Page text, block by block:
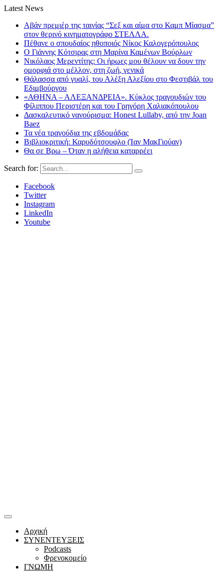
Latest News
Αβάν πρεμιέρ της ταινίας “Σεξ και αίμα στο Καμπ Μίασμα”
στον θερινό κινηματογράφο ΣΤΕΛΛΑ.
Πέθανε ο σπουδαίος ηθοποιός Νίκος Καλογερόπουλος
Ο Γιάννης Κότσιρας στη Μαρίνα Καμένων Βούρλων
Νικόλαος Μερεντίτης: Οι ήρωες μου θέλουν να δουν την
ομορφιά στο μέλλον, στη ζωή, γενικά
Θάλασσα από γυαλί, του Αλέξη Αλεξίου στο Φεστιβάλ του
Εδιμβούργου
«ΑΘΗΝΑ – ΑΛΕΞΑΝΔΡΕΙΑ». Κύκλος τραγουδιών του
Φίλιππου Περιστέρη και του Γρηγόρη Χαλιακόπουλου
Δασκαλευτικό νανούρισμα: Honest Lullaby, από την Joan
Baez
Τα νέα τραγούδια της εβδομάδας
Βιβλιοκριτική: Καρυδότσουφλο (Ίαν ΜακΓιούαν)
Θα σε Βρω – Όταν η αλήθεια καταρρέει
Search for:
Facebook
Twitter
Instagram
LinkedIn
Youtube
Αρχική
ΣΥΝΕΝΤΕΥΞΕΙΣ
Podcasts
Φρενοκομείο
ΓΝΩΜΗ